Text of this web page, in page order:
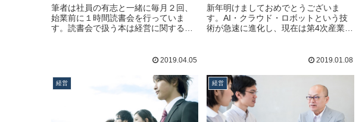
筆者は社員の有志と一緒に毎月２回、
始業前に１時間読書会を行っていま
す。読書会で扱う本は経営に関する名
2019.04.05
新年明けましておめでとうございま
す。AI・クラウド・ロボットという技
術が急速に進化し、現在は第4次産業
2019.01.08
経営 経営